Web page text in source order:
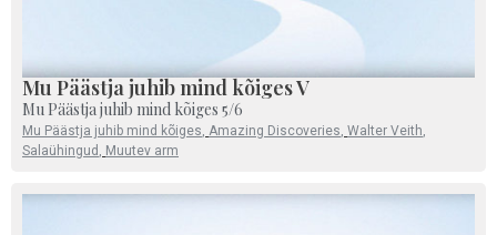
Mu Päästja juhib mind kõiges V
Mu Päästja juhib mind kõiges 5/6
Mu Päästja juhib mind kõiges, Amazing Discoveries, Walter Veith,
Salaühingud , Muutev arm